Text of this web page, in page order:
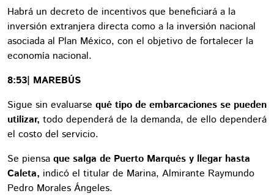
Habrá un decreto de incentivos que beneficiará a la
inversión extranjera directa como a la inversión nacional
asociada al Plan México, con el objetivo de fortalecer la
economía nacional.
8:53| MAREBÚS
Sigue sin evaluarse qué tipo de embarcaciones se pueden
utilizar, todo dependerá de la demanda, de ello dependerá
el costo del servicio.
Se piensa que salga de Puerto Marqués y llegar hasta
Caleta, indicó el titular de Marina, Almirante Raymundo
Pedro Morales Ángeles.